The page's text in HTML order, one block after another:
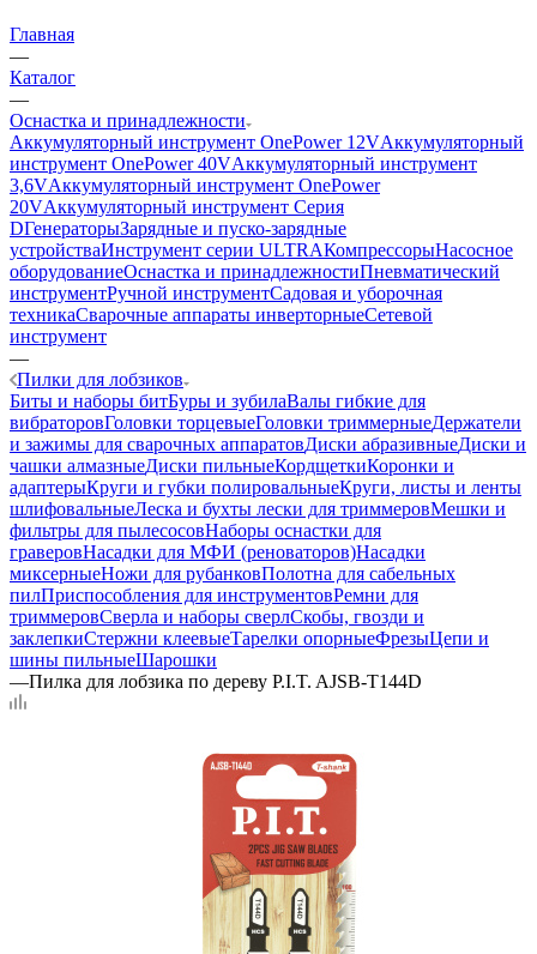
Главная
—
Каталог
—
Оснастка и принадлежности
Аккумуляторный инструмент OnePower 12VАккумуляторный
инструмент OnePower 40VАккумуляторный инструмент
3,6VАккумуляторный инструмент OnePower
20VАккумуляторный инструмент Серия
DГенераторыЗарядные и пуско-зарядные
устройстваИнструмент серии ULTRAКомпрессорыНасосное
оборудованиеОснастка и принадлежностиПневматический
инструментРучной инструментСадовая и уборочная
техникаСварочные аппараты инверторныеСетевой
инструмент
—
Пилки для лобзиков
Биты и наборы битБуры и зубилаВалы гибкие для
вибраторовГоловки торцевыеГоловки триммерныеДержатели
и зажимы для сварочных аппаратовДиски абразивныеДиски и
чашки алмазныеДиски пильныеКордщеткиКоронки и
адаптерыКруги и губки полировальныеКруги, листы и ленты
шлифовальныеЛеска и бухты лески для триммеровМешки и
фильтры для пылесосовНаборы оснастки для
граверовНасадки для МФИ (реноваторов)Насадки
миксерныеНожи для рубанковПолотна для сабельных
пилПриспособления для инструментовРемни для
триммеровСверла и наборы сверлСкобы, гвозди и
заклепкиСтержни клеевыеТарелки опорныеФрезыЦепи и
шины пильныеШарошки
—Пилка для лобзика по дереву P.I.T. AJSB-T144D